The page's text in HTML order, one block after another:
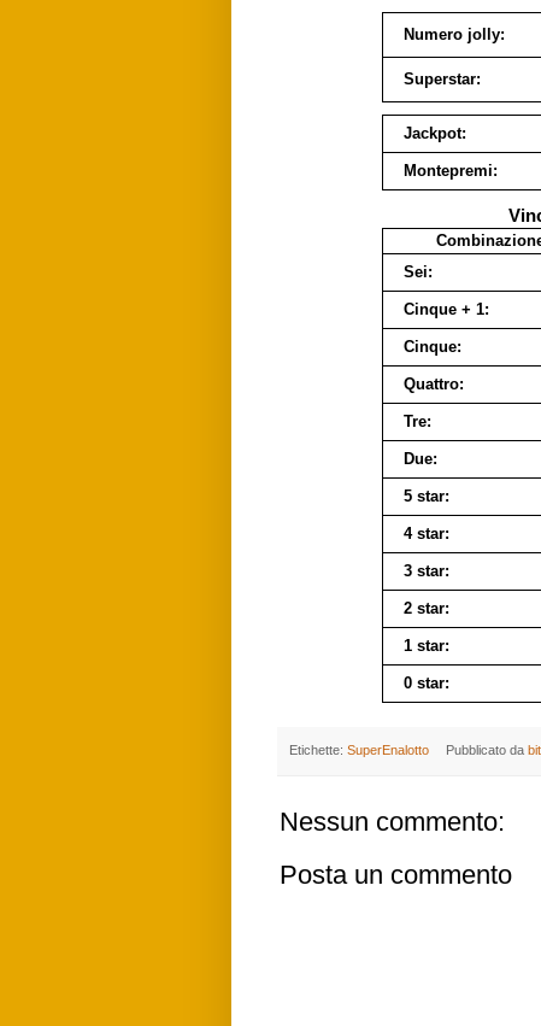
Numero jolly:
Superstar:
Jackpot:
Montepremi:
Sei:
Cinque + 1:
Cinque:
Quattro:
Tre:
Due:
5 star:
4 star:
3 star:
2 star:
1 star:
0 star:
Etichette: SuperEnalotto Pubblicato da
Nessun commento:
Posta un commento